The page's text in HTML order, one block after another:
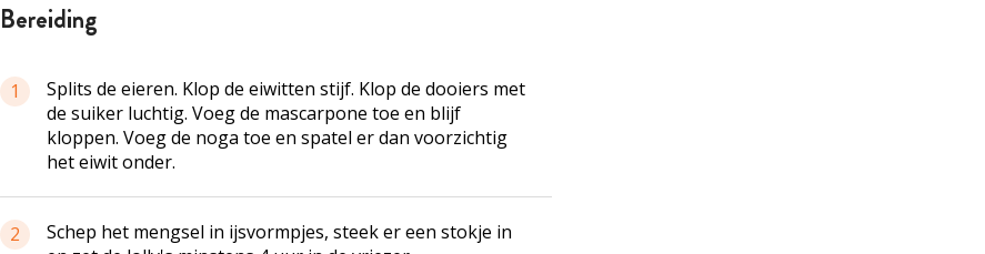
bereiding
1
Splits de eieren. Klop de eiwitten stijf. Klop de dooiers met
de suiker luchtig. Voeg de mascarpone toe en blijf
kloppen. Voeg de noga toe en spatel er dan voorzichtig
het eiwit onder.
2
Schep het mengsel in ijsvormpjes, steek er een stokje in